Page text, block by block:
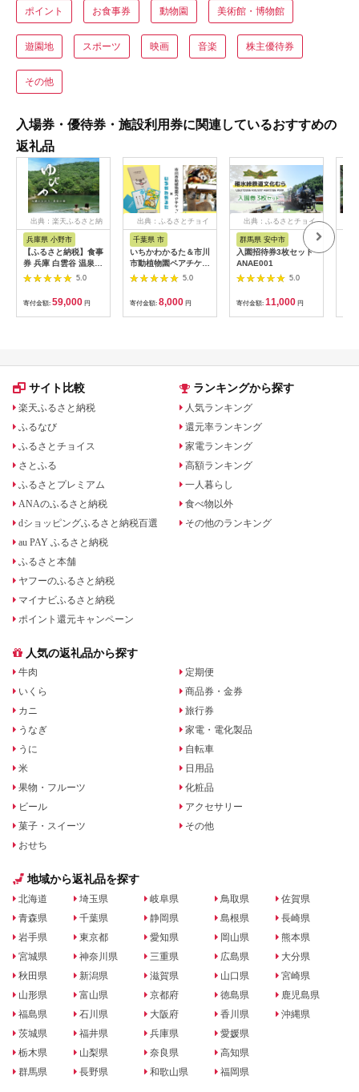
ポイント お食事券 動物園 美術館・博物館
遊園地 スポーツ 映画 音楽 株主優待券
その他
入場券・優待券・施設利用券に関連しているおすすめの
返礼品
出典：楽天ふるさと納
兵庫県 小野市
【ふるさと納税】食事
券 兵庫 白雲谷 温泉
ゆぴか 入浴券 10枚＋
お食事券 (1,000円)
10枚 セット 旅行 旅
温泉旅行 スパ サウナ
岩盤浴 マッサージ エ
トラン 健康 美容 兵庫
5.0
寄付金額: 59,000 円
出典：ふるさとチョイ
千葉県 市
いちかわかるた＆市川
市動植物園ペアチケッ
ト 【12203-0196】
5.0
寄付金額: 8,000 円
出典：ふるさとチョイ
群馬県 安中市
入園招待券3枚セット
ANAE001
5.0
寄付金額: 11,000 円
サイト比較
楽天ふるさと納税
ふるなび
ふるさとチョイス
さとふる
ふるさとプレミアム
ANAのふるさと納税
dショッピングふるさと納税百選
au PAY ふるさと納税
ふるさと本舗
ヤフーのふるさと納税
マイナビふるさと納税
ポイント還元キャンペーン
ランキングから探す
人気ランキング
還元率ランキング
家電ランキング
高額ランキング
一人暮らし
食べ物以外
その他のランキング
人気の返礼品から探す
牛肉
いくら
カニ
うなぎ
うに
米
果物・フルーツ
ビール
菓子・スイーツ
おせち
定期便
商品券・金券
旅行券
家電・電化製品
自転車
日用品
化粧品
アクセサリー
その他
地域から返礼品を探す
北海道
青森県
岩手県
宮城県
秋田県
山形県
福島県
茨城県
栃木県
群馬県
埼玉県
千葉県
東京都
神奈川県
新潟県
富山県
石川県
福井県
山梨県
長野県
岐阜県
静岡県
愛知県
三重県
滋賀県
京都府
大阪府
兵庫県
奈良県
和歌山県
鳥取県
島根県
岡山県
広島県
山口県
徳島県
香川県
愛媛県
高知県
福岡県
佐賀県
長崎県
熊本県
大分県
宮崎県
鹿児島県
沖縄県